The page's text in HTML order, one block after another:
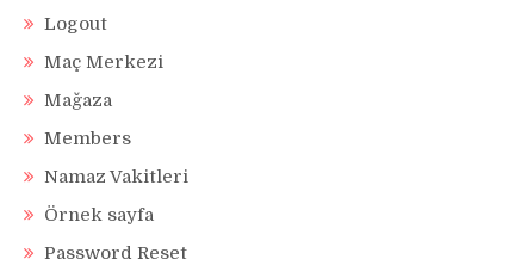
Logout
Maç Merkezi
Mağaza
Members
Namaz Vakitleri
Örnek sayfa
Password Reset